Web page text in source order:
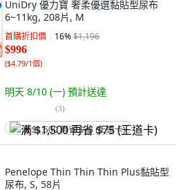
UniDry 優力寶 奢柔優選黏貼型尿布
6~11kg, 208片, M
首購折扣價 16%$1,196
$996
($4.79/1個)
明天 8/10 (一) 預計送達
(3)
满 $1,500 再省 $75 (王道卡)
Penelope Thin Thin Thin Plus黏貼型
尿布, S, 58片